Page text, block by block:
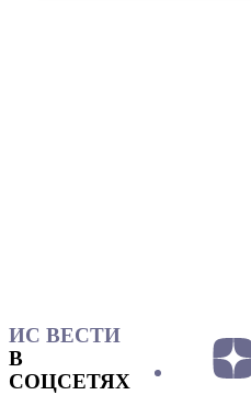
ИС ВЕСТИ
В
СОЦСЕТЯХ